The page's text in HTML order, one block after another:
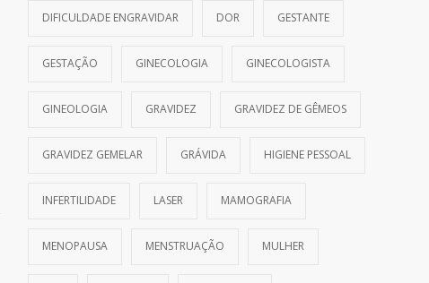
DIFICULDADE ENGRAVIDAR DOR GESTANTE
GESTAÇÃO GINECOLOGIA GINECOLOGISTA
GINEOLOGIA GRAVIDEZ GRAVIDEZ DE GÊMEOS
GRAVIDEZ GEMELAR GRÁVIDA HIGIENE PESSOAL
INFERTILIDADE LASER MAMOGRAFIA
MENOPAUSA MENSTRUAÇÃO MULHER